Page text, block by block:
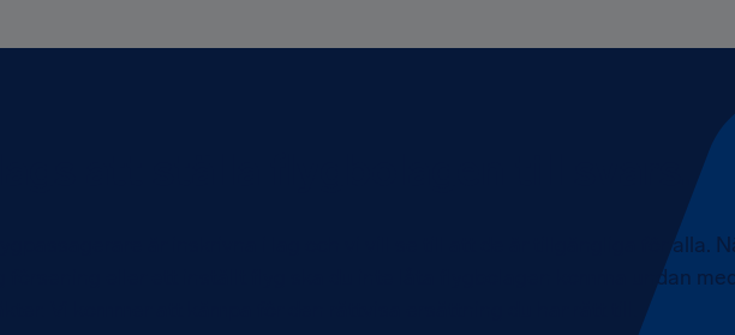
är inskrivna i lag och vi vill se till att de är tillgängliga för alla.
försening eller ett inställt flyg ska du inte låta flygbolagen komma undan